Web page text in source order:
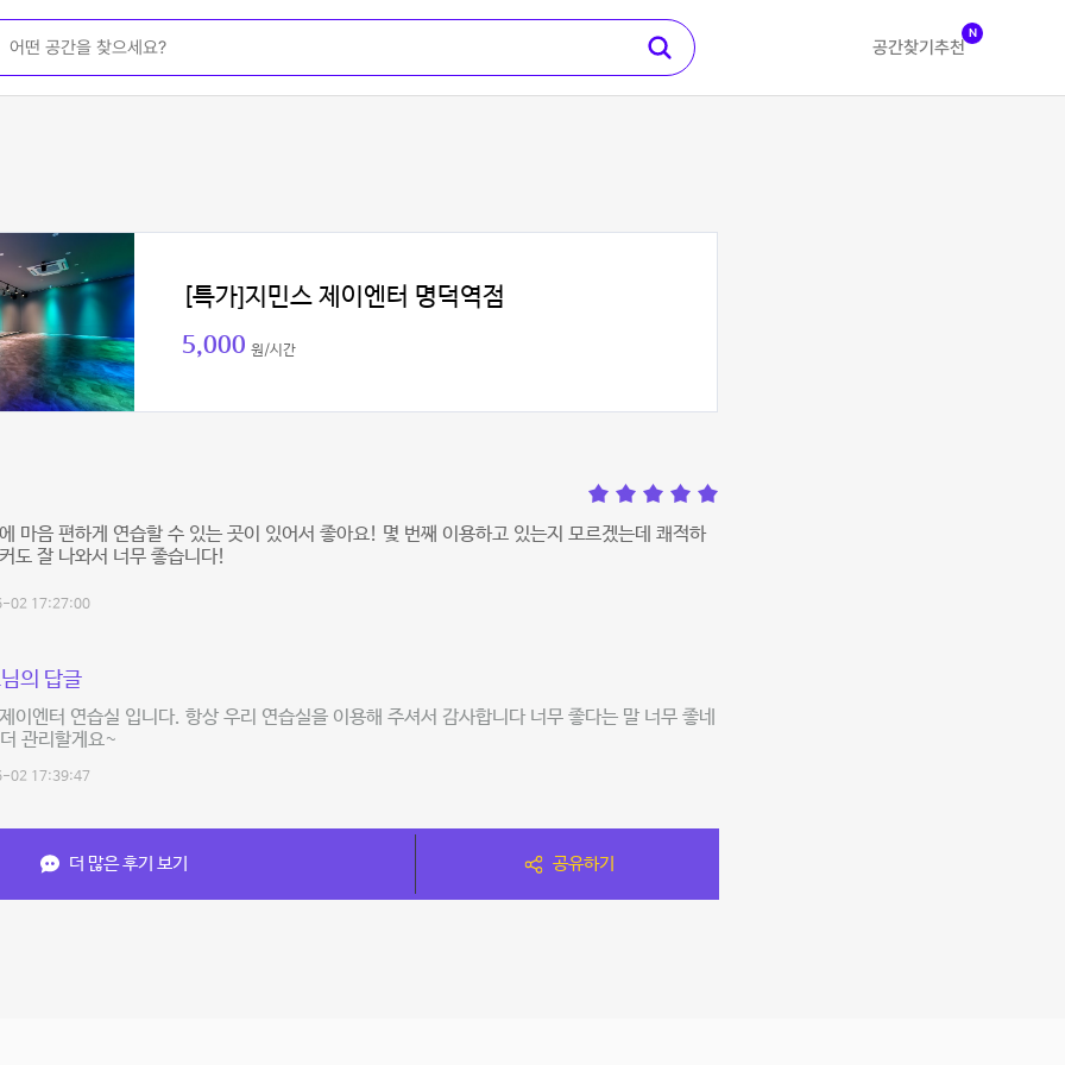
공간찾기 추천
N
[특가]지민스 제이엔터 명덕역점
5,000 원/시간
마음 편하게 연습할 수 있는 곳이 있어서 좋아요! 몇 번째 이용하고 있는지 모르겠는데 쾌적하
도 잘 나와서 너무 좋습니다!
02 17:27:00
의 답글
이엔터 연습실 입니다. 항상 우리 연습실을 이용해 주셔서 감사합니다 너무 좋다는 말 너무 좋네
관리할게요~
02 17:39:47
더 많은 후기 보기 공유하기